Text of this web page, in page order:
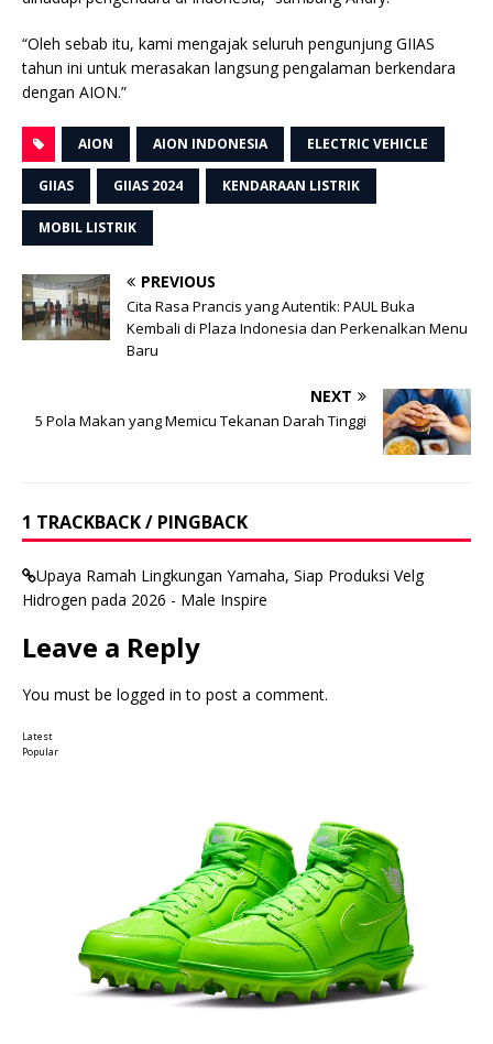
“Oleh sebab itu, kami mengajak seluruh pengunjung GIIAS
tahun ini untuk merasakan langsung pengalaman berkendara
dengan AION.”
AION AION INDONESIA ELECTRIC VEHICLE
GIIAS GIIAS 2024 KENDARAAN LISTRIK
MOBIL LISTRIK
PREVIOUS
Cita Rasa Prancis yang Autentik: PAUL Buka
Kembali di Plaza Indonesia dan Perkenalkan Menu
Baru
NEXT
5 Pola Makan yang Memicu Tekanan Darah Tinggi
1 TRACKBACK / PINGBACK
Upaya Ramah Lingkungan Yamaha, Siap Produksi Velg
Hidrogen pada 2026 - Male Inspire
Leave a Reply
You must be logged in to post a comment.
Latest
Popular